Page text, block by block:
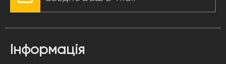
Інформація